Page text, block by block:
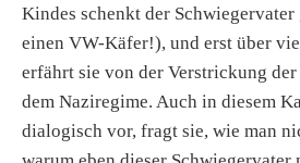
Kindes schenkt der Schwiegervater
einen VW-Käfer!), und erst über
erfährt sie von der Verstrickung
dem Naziregime. Auch in diesem
dialogisch vor, fragt sie, wie man